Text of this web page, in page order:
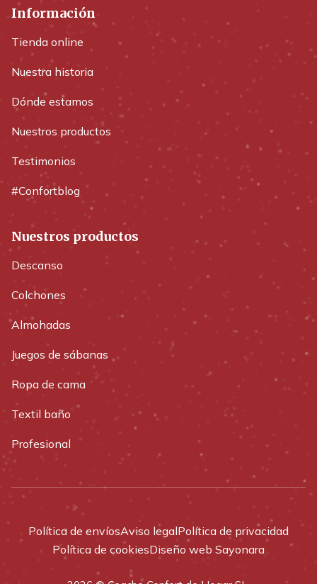
Información
Tienda online
Nuestra historia
Dónde estamos
Nuestros productos
Testimonios
#Confortblog
Nuestros productos
Descanso
Colchones
Almohadas
Juegos de sábanas
Ropa de cama
Textil baño
Profesional
Política de envíosAviso legalPolítica de privacidad
Política de cookiesDiseño web Sayonara